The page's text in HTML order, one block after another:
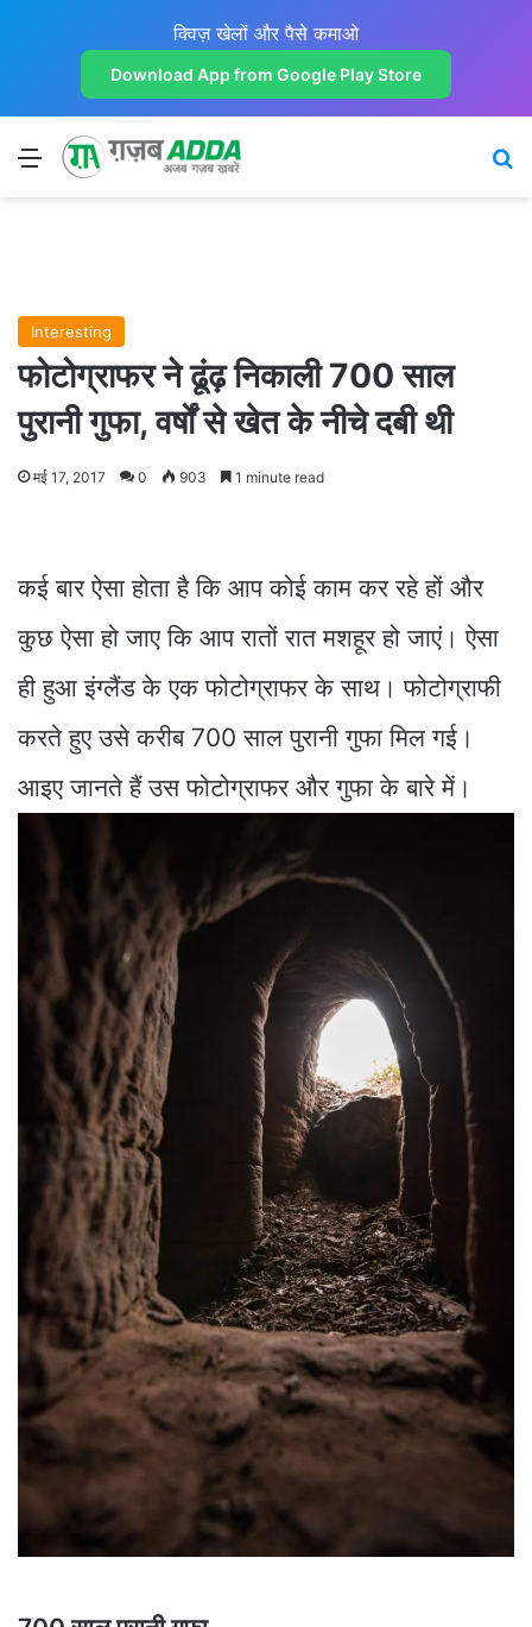
क्विज़ खेलों और पैसे कमाओ
Download App from Google Play Store
Menu
Interesting
फोटोग्राफर ने ढूंढ़ निकाली 700 साल
पुरानी गुफा, वर्षों से खेत के नीचे दबी थी
मई 17, 2017 0 903 1 minute read
कई बार ऐसा होता है कि आप कोई काम कर रहे हों और
कुछ ऐसा हो जाए कि आप रातों रात मशहूर हो जाएं। ऐसा
ही हुआ इंग्लैंड के एक फोटोग्राफर के साथ। फोटोग्राफी
करते हुए उसे करीब 700 साल पुरानी गुफा मिल गई।
आइए जानते हैं उस फोटोग्राफर और गुफा के बारे में।